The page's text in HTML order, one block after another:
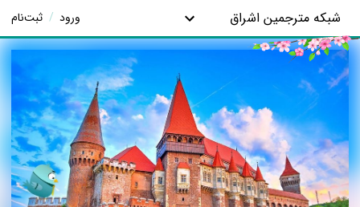
شبکه مترجمین اشراق ورود / ثبت‌نام